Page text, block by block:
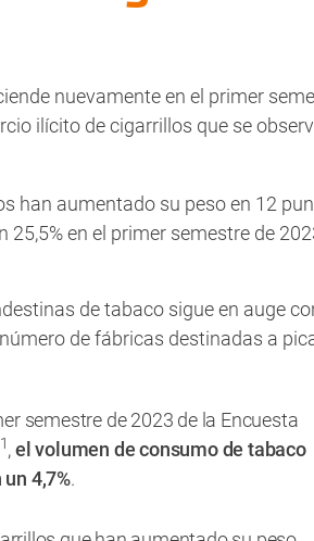
nuevamente en el primer
ilícito de cigarrillos que se
han aumentado su peso en 12
en el primer semestre de
de tabaco sigue en auge
de fábricas destinadas a
semestre de 2023 de la Encuesta
1,el volumen de consumo de tabaco
4,7%.